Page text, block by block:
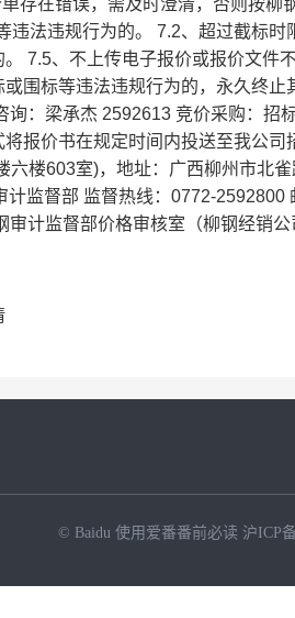
存在错误，需及时澄清，否则按
违法违规行为的。 7.2、超过截标
7.5、不上传电子报价或报价文件
围标等违法违规行为的，永久终
询：梁承杰 2592613 竞价采购：招
报价书在规定时间内投送至我公
六楼603室)，地址：广西柳州市北
计监督部 监督热线：0772-
审计监督部价格审核室（柳钢经销
© Baidu 使用爱番番前必读 沪ICP